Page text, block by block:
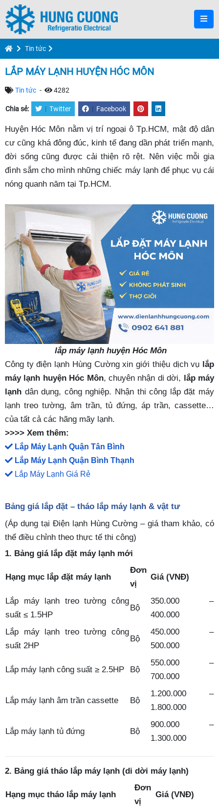
Tin tức
LẮP MÁY LẠNH HUYỆN HÓC MÔN
Tin tức - 4282
Chia sẻ: | Twitter | Facebook
Huyện Hóc Môn nằm vị trí ngoại ô Tp.HCM, mật độ dân
cư cũng khá đông đúc, kinh tế đang dần phát triển mạnh,
đời sống cũng được cải thiện rõ rệt. Nên việc mỗi gia
đình sắm cho mình những chiếc máy lạnh để phục vụ cái
nóng quanh năm tại Tp.HCM.
lắp máy lạnh huyện Hóc Môn
Công ty điện lạnh Hùng Cường xin giới thiệu dịch vụ lắp
máy lạnh huyện Hóc Môn, chuyên nhận di dời,
lắp máy
lạnh dân dụng, công nghiệp. Nhận thi công lắp đặt máy
lạnh treo tường, âm trần, tủ đứng, áp trần, cassette…
của tất cả các hãng mãy lạnh.
>>>> Xem thêm:
Lắp Máy Lạnh Quận Tân Bình
Lắp Máy Lạnh Quận Bình Thạnh
Lắp Máy Lạnh Giá Rẻ
Bảng giá lắp đặt – tháo lắp máy lạnh & vật tư
(Áp dụng tại Điện lạnh Hùng Cường – giá tham khảo, có
thể điều chỉnh theo thực tế thi công)
1. Bảng giá lắp đặt máy lạnh mới
Hạng mục lắp đặt máy lạnh
Đơn
vị
Giá (VNĐ)
Lắp máy lạnh treo tường công
suất ≤ 1.5HP
Bộ
350.000 –
400.000
Lắp máy lạnh treo tường công
suất 2HP
Bộ
450.000 –
500.000
Lắp máy lạnh công suất ≥ 2.5HP Bộ
550.000 –
700.000
Lắp máy lạnh âm trần cassette Bộ
1.200.000 –
1.800.000
Lắp máy lạnh tủ đứng Bộ
900.000 –
1.300.000
2. Bảng giá tháo lắp máy lạnh (di dời máy lạnh)
Hạng mục tháo lắp máy lạnh
Đơn
vị
Giá (VNĐ)